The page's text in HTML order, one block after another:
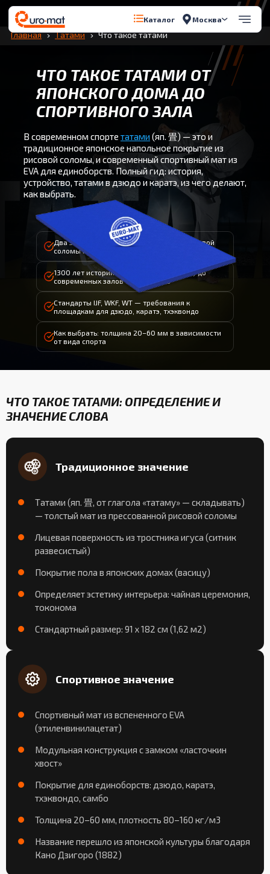
Каталог Москва
Перейти к содержимому
Главная Татами Что такое татами
ЧТО ТАКОЕ ТАТАМИ ОТ
ЯПОНСКОГО ДОМА ДО
СПОРТИВНОГО ЗАЛА
В современном спорте татами (яп. 畳) — это и
традиционное японское напольное покрытие из
рисовой соломы, и современный спортивный мат из
EVA для единоборств. Полный гид: история,
устройство, татами в дзюдо и каратэ, из чего делают,
как выбрать.
Два значения: японское покрытие из рисовой
соломы и спортивный мат из EVA
1300 лет истории: от периода Нара (710) до
современных залов единоборств
Стандарты IJF, WKF, WT — требования к
площадкам для дзюдо, каратэ, тхэквондо
Как выбрать: толщина 20–60 мм в зависимости
от вида спорта
ЧТО ТАКОЕ ТАТАМИ: ОПРЕДЕЛЕНИЕ И
ЗНАЧЕНИЕ СЛОВА
Традиционное значение
Татами (яп. 畳, от глагола «татаму» — складывать)
— толстый мат из прессованной рисовой соломы
Лицевая поверхность из тростника игуса (ситник
развесистый)
Покрытие пола в японских домах (васицу)
Определяет эстетику интерьера: чайная церемония,
токонома
Стандартный размер: 91 x 182 см (1,62 м2)
Спортивное значение
Спортивный мат из вспененного EVA
(этиленвинилацетат)
Модульная конструкция с замком «ласточкин
хвост»
Покрытие для единоборств: дзюдо, каратэ,
тхэквондо, самбо
Толщина 20–60 мм, плотность 80–160 кг/м3
Название перешло из японской культуры благодаря
Кано Дзигоро (1882)